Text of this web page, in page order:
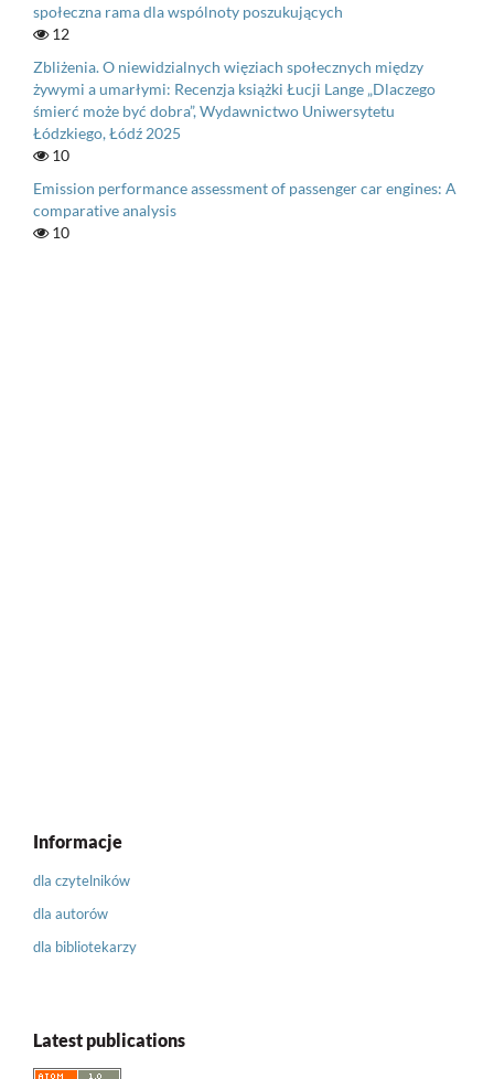
społeczna rama dla wspólnoty poszukujących
12
Zbliżenia. O niewidzialnych więziach społecznych między
żywymi a umarłymi: Recenzja książki Łucji Lange „Dlaczego
śmierć może być dobra”, Wydawnictwo Uniwersytetu
Łódzkiego, Łódź 2025
10
Emission performance assessment of passenger car engines: A
comparative analysis
10
Informacje
dla czytelników
dla autorów
dla bibliotekarzy
Latest publications